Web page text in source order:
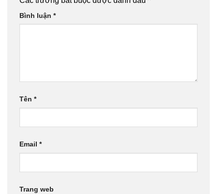
Bình luận *
Tên *
Email *
Trang web